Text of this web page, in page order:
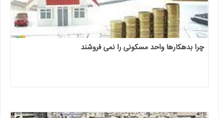
چرا بدهکارها واحد مسکونی را نمی فروشند